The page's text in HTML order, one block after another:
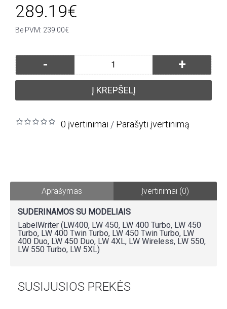
289.19€
Be PVM: 239.00€
- +
Į KREPŠELĮ
0 įvertinimai / Parašyti įvertinimą
Aprašymas Įvertinimai (0)
SUDERINAMOS SU MODELIAIS
LabelWriter (LW400, LW 450, LW 400 Turbo, LW 450
Turbo, LW 400 Twin Turbo, LW 450 Twin Turbo, LW
400 Duo, LW 450 Duo, LW 4XL, LW Wireless, LW 550,
LW 550 Turbo, LW 5XL)
SUSIJUSIOS PREKĖS